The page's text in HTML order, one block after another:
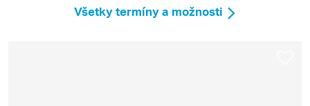
Všetky termíny a možnosti